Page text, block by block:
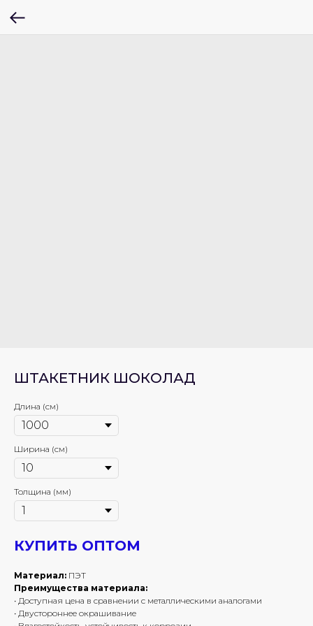
ШТАКЕТНИК ШОКОЛАД
Длина (см)
Ширина (см)
Толщина (мм)
КУПИТЬ ОПТОМ
Материал: ПЭТ
Преимущества материала:
• Доступная цена в сравнении с металлическими аналогами
• Двустороннее окрашивание